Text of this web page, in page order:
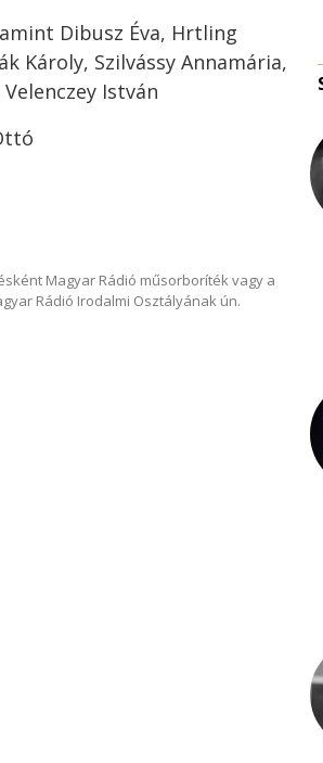
Dibusz Éva, Hrtling
Károly, Szilvássy Annamária,
István
Magyar Rádió műsorboríték vagy a
Rádió Irodalmi Osztályának ún.